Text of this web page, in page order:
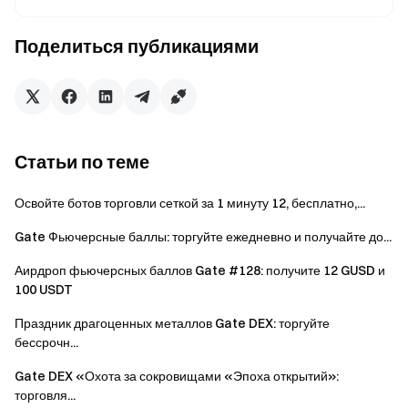
награды.
Общий объем торгов = объем спотовой торговли +
(учитываются только ончейн депозиты и сделки P2P;
учитываются).
«Новые пользователи» в разделе [Бонус для
новых пользователей] — это пользователи, которые
не совершали сделок Конвертация с момента
«Первая сделка» в разделах [Специальный
бонус] и [Награда 1] — это первая спотовая сделка
ST или сделка с любыми фьючерсами после
Поделиться публикациями
Статьи по теме
Освойте ботов торговли сеткой за 1 минуту 12, бесплатно,...
Gate Фьючерсные баллы: торгуйте ежедневно и получайте до...
Аирдроп фьючерсных баллов Gate #128: получите 12 GUSD и
100 USDT
Праздник драгоценных металлов Gate DEX: торгуйте
бессрочн...
Gate DEX «Охота за сокровищами «Эпоха открытий»:
торговля...